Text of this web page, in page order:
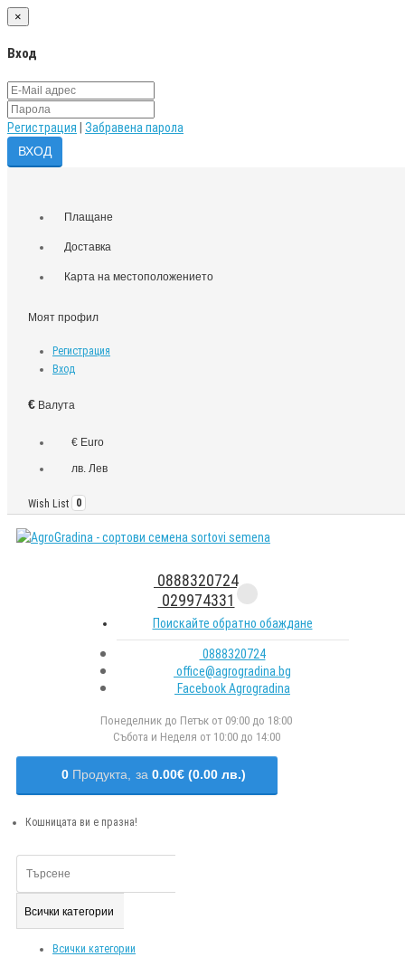
×
Вход
Регистрация Забравена парола
Плащане
Доставка
Карта на местоположението
Моят профил
Регистрация
Вход
€ Валута
€ Euro
лв. Лев
Wish List 0
0888320724
029974331
Поискайте обратно обаждане
0888320724
office@agrogradina.bg
Facebook Agrogradina
Понеделник до Петък от 09:00 до 18:00
Събота и Неделя от 10:00 до 14:00
0 Продукта, за 0.00€ (0.00 лв.)
Кошницата ви е празна!
Всички категории
Всички категории